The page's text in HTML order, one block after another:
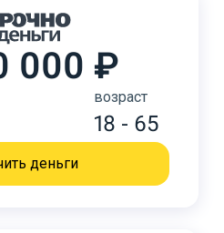
000 ₽
возраст
18 - 65
деньги